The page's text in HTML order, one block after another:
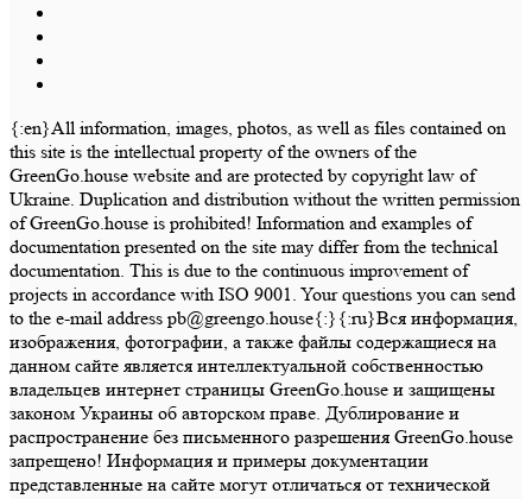
{:en}All information, images, photos, as well as files contained on
this site is the intellectual property of the owners of the
GreenGo.house website and are protected by copyright law of
Ukraine. Duplication and distribution without the written permission
of GreenGo.house is prohibited! Information and examples of
documentation presented on the site may differ from the technical
documentation. This is due to the continuous improvement of
projects in accordance with ISO 9001. Your questions you can send
to the e-mail address pb@greengo.house{:}{:ru}Вся информация,
изображения, фотографии, а также файлы содержащиеся на
данном сайте является интеллектуальной собственностью
владельцев интернет страницы GreenGo.house и защищены
законом Украины об авторском праве. Дублирование и
распространение без письменного разрешения GreenGo.house
запрещено! Информация и примеры документации
представленные на сайте могут отличаться от технической